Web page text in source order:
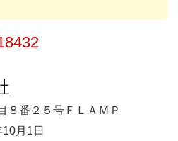
８番２５号ＦＬＡＭＰ
月1日